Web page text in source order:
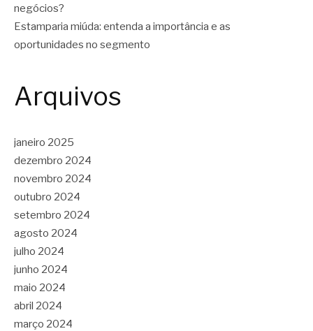
negócios?
Estamparia miúda: entenda a importância e as
oportunidades no segmento
Arquivos
janeiro 2025
dezembro 2024
novembro 2024
outubro 2024
setembro 2024
agosto 2024
julho 2024
junho 2024
maio 2024
abril 2024
março 2024